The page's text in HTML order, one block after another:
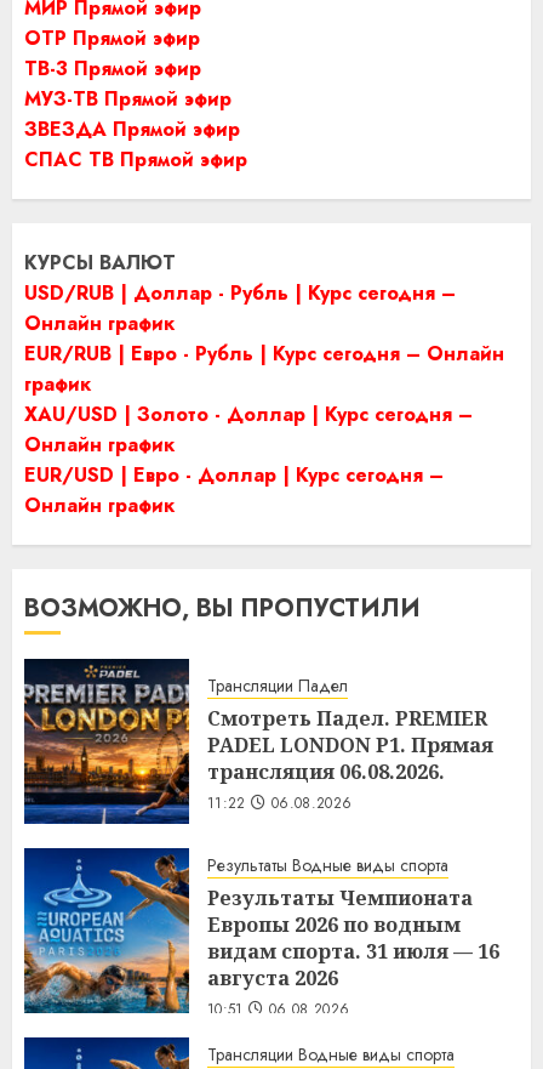
МИР Прямой эфир
ОТР Прямой эфир
ТВ-3 Прямой эфир
МУЗ-ТВ Прямой эфир
ЗВЕЗДА Прямой эфир
СПАС ТВ Прямой эфир
КУРСЫ ВАЛЮТ
USD/RUB | Доллар - Рубль | Курс сегодня –
Онлайн график
EUR/RUB | Евро - Рубль | Курс сегодня – Онлайн
график
XAU/USD | Золото - Доллар | Курс сегодня –
Онлайн график
EUR/USD | Евро - Доллар | Курс сегодня –
Онлайн график
ВОЗМОЖНО, ВЫ ПРОПУСТИЛИ
Трансляции Падел
Смотреть Падел. PREMIER
PADEL LONDON P1. Прямая
трансляция 06.08.2026.
11:22 06.08.2026
Результаты Водные виды спорта
Результаты Чемпионата
Европы 2026 по водным
видам спорта. 31 июля — 16
августа 2026
10:51 06.08.2026
Трансляции Водные виды спорта